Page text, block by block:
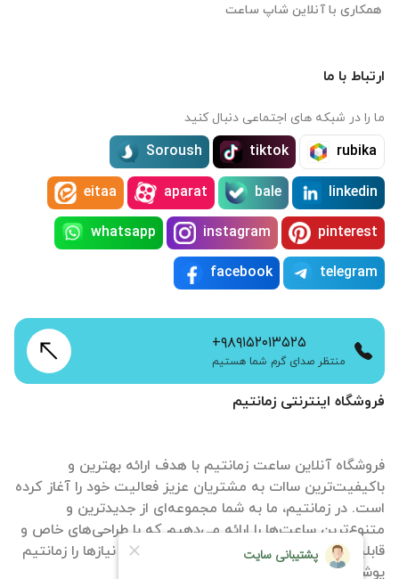
فروشگاه اینترنتی زمانتیم
فروشگاه آنلاین ساعت زمانتیم با هدف ارائه بهترین و
باکیفیت‌ترین ساات‌ به مشتریان عزیز فعالیت خود را آغاز کرده
است. در زمانتیم، ما به شما مجموعه‌ای از جدیدترین و
متنوع‌ترین ساعت‌ها را ارائه می‌دهیم که با طراحی‌های خاص و
قابلیت‌های منحصر به فرد، تمامی سلیقه‌ها و نیازها را زمانتیم
پوشش می‌دهند.
همکاری با آنلاین شاپ ساعت
ارتباط با ما
ما را در شبکه های اجتماعی دنبال کنید
rubika
tiktok
Soroush
linkedin
bale
aparat
eitaa
pinterest
instagram
whatsapp
telegram
facebook
+۹۸۹۱۵۲۰۱۳۵۲۵
منتظر صدای گرم شما هستیم